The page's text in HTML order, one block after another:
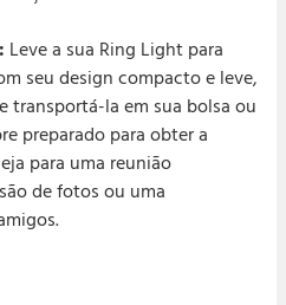
Leve a sua Ring Light para
seu design compacto e leve,
transportá-la em sua bolsa ou
preparado para obter a
para uma reunião
de fotos ou uma